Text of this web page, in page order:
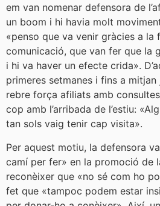
em van nomenar defensora de
un boom i hi havia molt
«penso que va venir gràcies a la
comunicació, que van fer que la
i hi va haver un efecte crida».
primeres setmanes i fins a
rebre força afiliats amb
cop amb l’arribada de l’estiu:
tan sols vaig tenir cap visita».
Per aquest motiu, la defensora
camí per fer» en la promoció de
reconèixer que «no sé com ho
fet que «tampoc podem estar